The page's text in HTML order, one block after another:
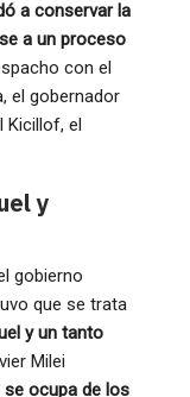
a conservar la
a un proceso
con el
el gobernador
Kicillof, el
y
gobierno
que se trata
y un tanto
Milei
se ocupa de los